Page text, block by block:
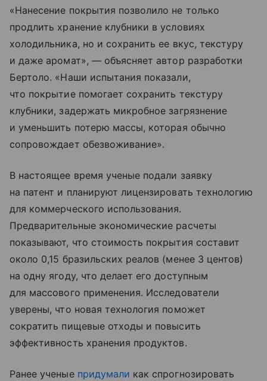
«Нанесение покрытия позволило не только
продлить хранение клубники в условиях
холодильника, но и сохранить ее вкус, текстуру
и даже аромат», — объясняет автор разработки
Бертоло. «Наши испытания показали,
что покрытие помогает сохранить текстуру
клубники, задержать микробное загрязнение
и уменьшить потерю массы, которая обычно
сопровождает обезвоживание».
В настоящее время ученые подали заявку
на патент и планируют лицензировать технологию
для коммерческого использования.
Предварительные экономические расчеты
показывают, что стоимость покрытия составит
около 0,15 бразильских реалов (менее 3 центов)
на одну ягоду, что делает его доступным
для массового применения. Исследователи
уверены, что новая технология поможет
сократить пищевые отходы и повысить
эффективность хранения продуктов.
Ранее ученые придумали как спрогнозировать